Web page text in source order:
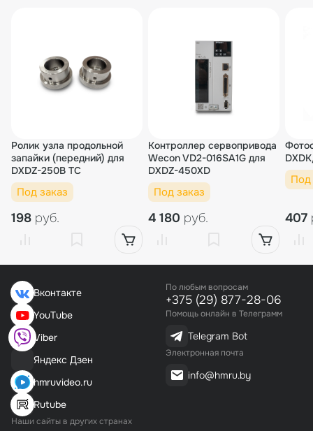
Ролик узла продольной
запайки (передний) для
DXDZ-250B TC
Под заказ
198 руб.
Контроллер сервопривода
Wecon VD2-016SA1G для
DXDZ-450XD
Под заказ
4 180 руб.
Под
407
Вконтакте
YouTube
Viber
Яндекс Дзен
hmruvideo.ru
Rutube
Наши сайты в других странах
По любым вопросам
+375 (29) 877-28-06
Помощь онлайн в Телеграмм
Telegram Bot
Электронная почта
info@hmru.by